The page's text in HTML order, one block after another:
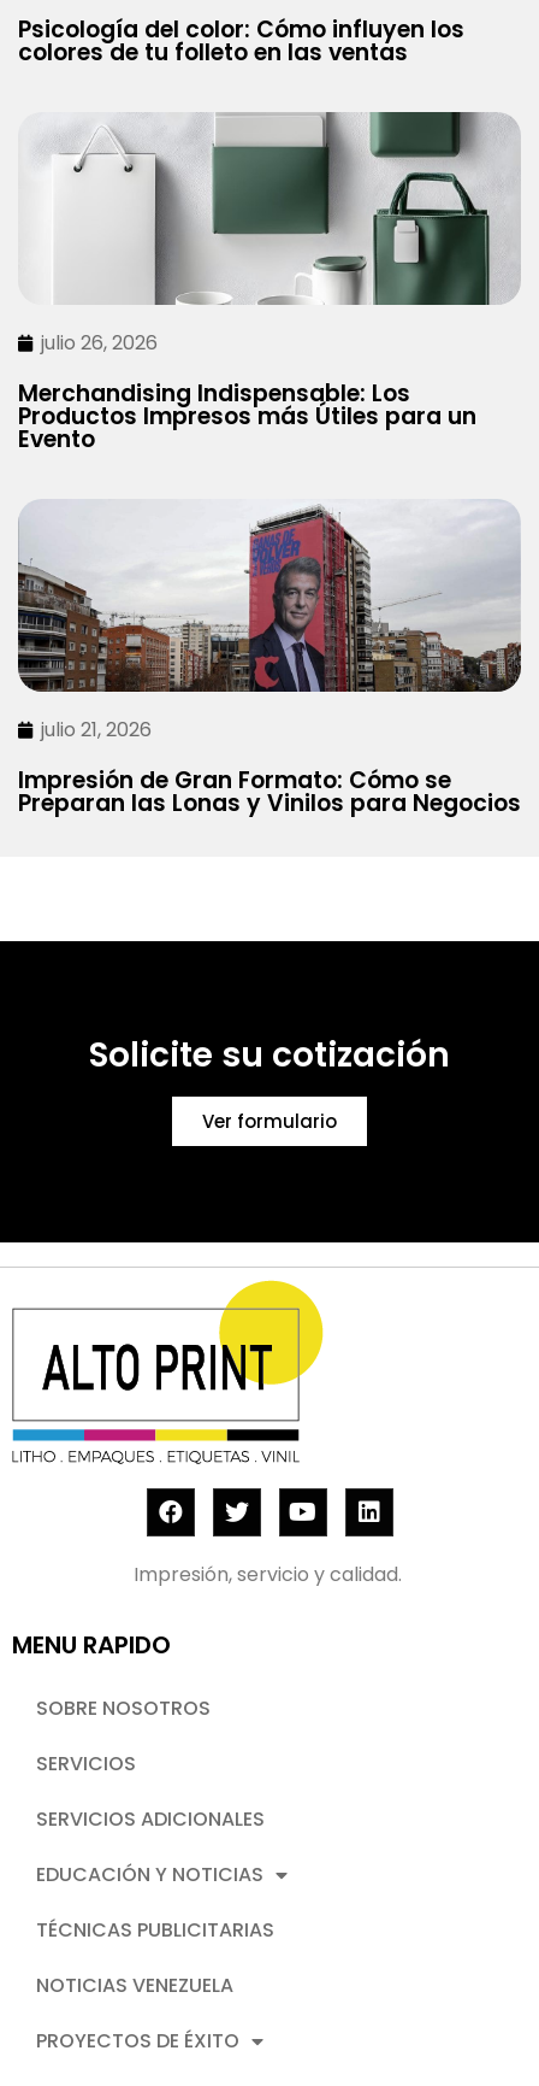
Psicología del color: Cómo influyen los
colores de tu folleto en las ventas
julio 26, 2026
Merchandising Indispensable: Los
Productos Impresos más Útiles para un
Evento
julio 21, 2026
Impresión de Gran Formato: Cómo se
Preparan las Lonas y Vinilos para Negocios
Solicite su cotización
Ver formulario
Impresión, servicio y calidad.
MENU RAPIDO
SOBRE NOSOTROS
SERVICIOS
SERVICIOS ADICIONALES
EDUCACIÓN Y NOTICIAS
TÉCNICAS PUBLICITARIAS
NOTICIAS VENEZUELA
PROYECTOS DE ÉXITO